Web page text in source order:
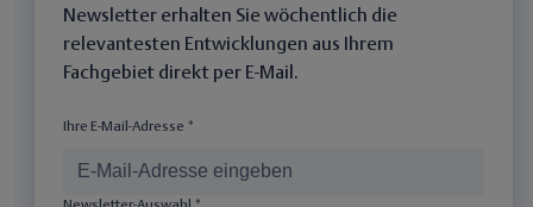
Newsletter erhalten Sie wöchentlich die
relevantesten Entwicklungen aus Ihrem
Fachgebiet direkt per E-Mail.
Ihre E-Mail-Adresse *